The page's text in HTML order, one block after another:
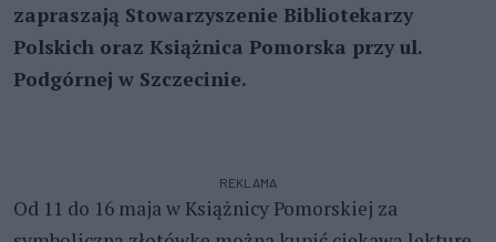
zapraszają Stowarzyszenie Bibliotekarzy
Polskich oraz Książnica Pomorska przy ul.
Podgórnej w Szczecinie.
REKLAMA
Od 11 do 16 maja w Książnicy Pomorskiej za